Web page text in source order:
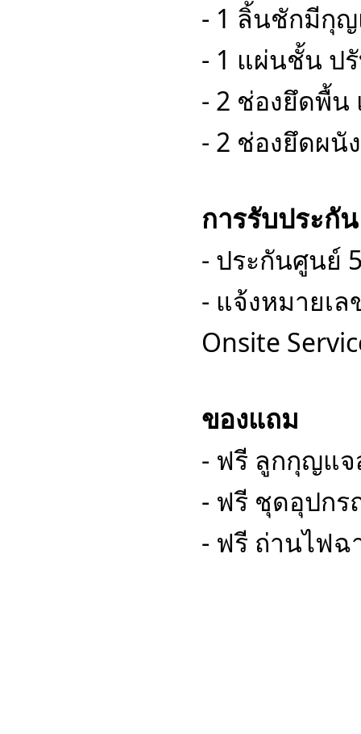
- 1 ลิ้นชักมีกุ
- 1 แผ่นชั้น ป
- 2 ช่องยึดพื้
- 2 ช่องยึดผ
การรับประกัน
- ประกันศูนย์
- แจ้งหมายเ
Onsite
ของแถม
- ฟรี ลูกกุญแจ
- ฟรี ชุดอุปก
- ฟรี ถ่านไฟฉ